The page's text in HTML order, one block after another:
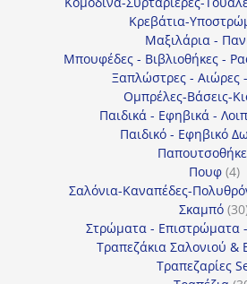
Κρεβάτια-
Μαξιλάρια -
Μπουφέδες - Βιβλιοθήκες -
Ξαπλώστρες - Αιώρες
Ομπρέλες-Βάσεις-
Παιδικά - Εφηβικά -
Παιδικό - Εφηβικό
Πουφ 44
Σαλόνια-Καναπέδες-
Σκαμπό 30
Στρώματα - Επιστρώματα
Τραπεζάκια Σαλονιού &
Τραπεζαρίες